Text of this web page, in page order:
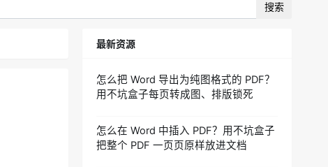
搜索
最新资源
怎么把 Word 导出为纯图格式的 PDF？
用不坑盒子每页转成图、排版锁死
怎么在 Word 中插入 PDF？用不坑盒子
把整个 PDF 一页页原样放进文档